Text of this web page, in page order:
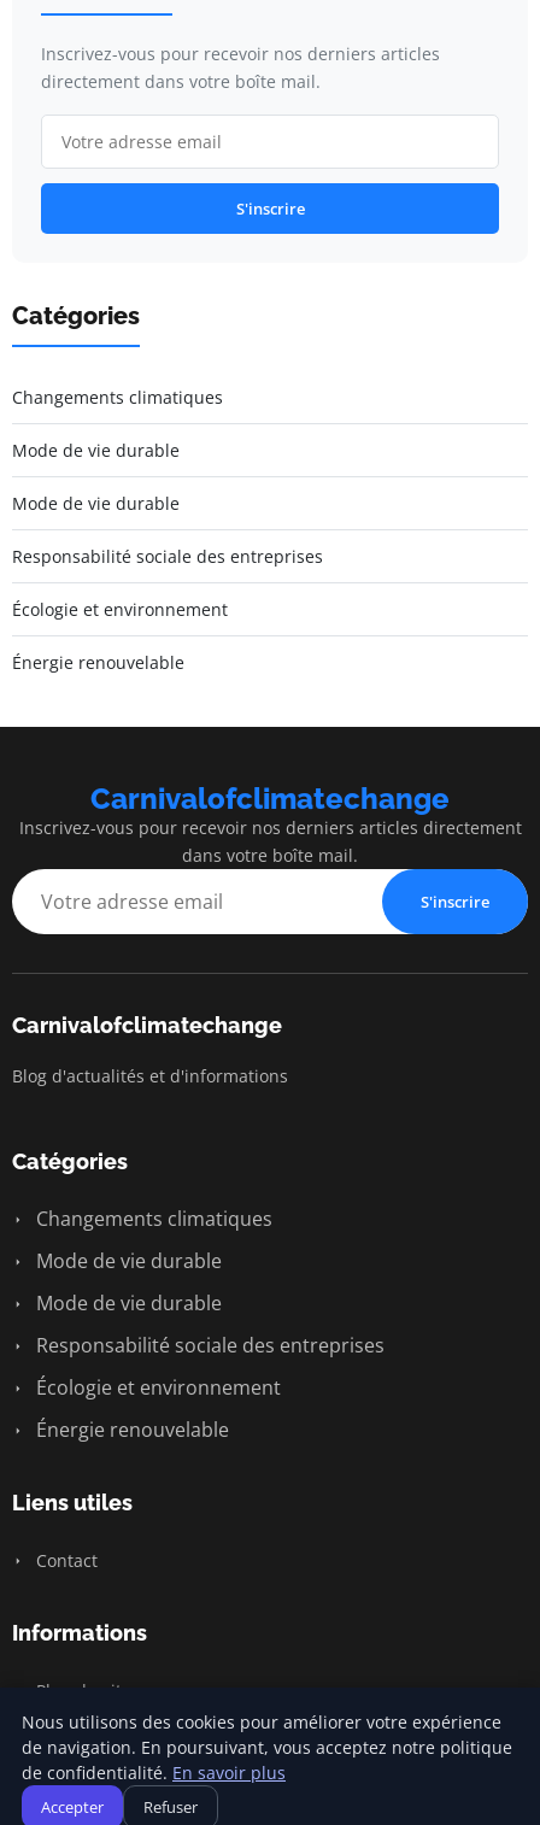
Inscrivez-vous pour recevoir nos derniers articles
directement dans votre boîte mail.
S'inscrire
Catégories
Changements climatiques
Mode de vie durable
Mode de vie durable
Responsabilité sociale des entreprises
Écologie et environnement
Énergie renouvelable
Carnivalofclimatechange
Inscrivez-vous pour recevoir nos derniers articles directement
dans votre boîte mail.
S'inscrire
Carnivalofclimatechange
Blog d'actualités et d'informations
Catégories
Changements climatiques
Mode de vie durable
Mode de vie durable
Responsabilité sociale des entreprises
Écologie et environnement
Énergie renouvelable
Liens utiles
Contact
Informations
Plan du site
© 2026 Carnivalofclimatechange. Tous droits réservés.
Nous utilisons des cookies pour améliorer votre expérience
de navigation. En poursuivant, vous acceptez notre politique
de confidentialité. En savoir plus
Accepter Refuser